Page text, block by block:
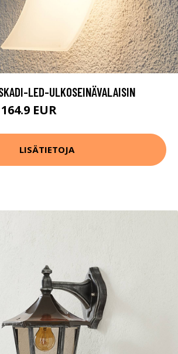
LED-ULKOSEINÄVALAISIN
164.9 EUR
LISÄTIETOJA